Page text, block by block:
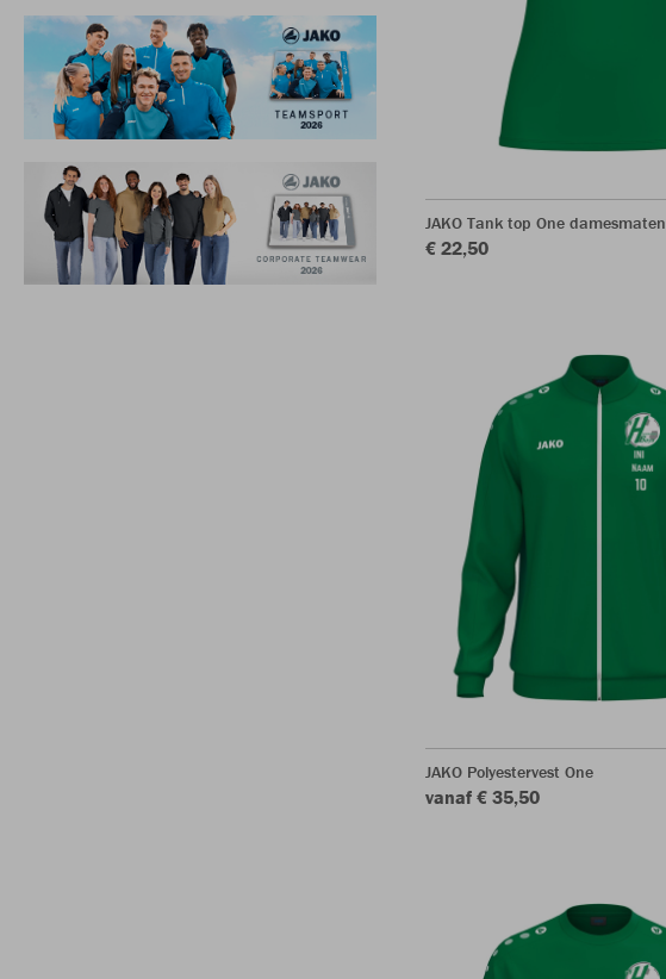
JAKO Tank top One damesmaten
€ 22,50
JAKO Polyestervest One
vanaf € 35,50